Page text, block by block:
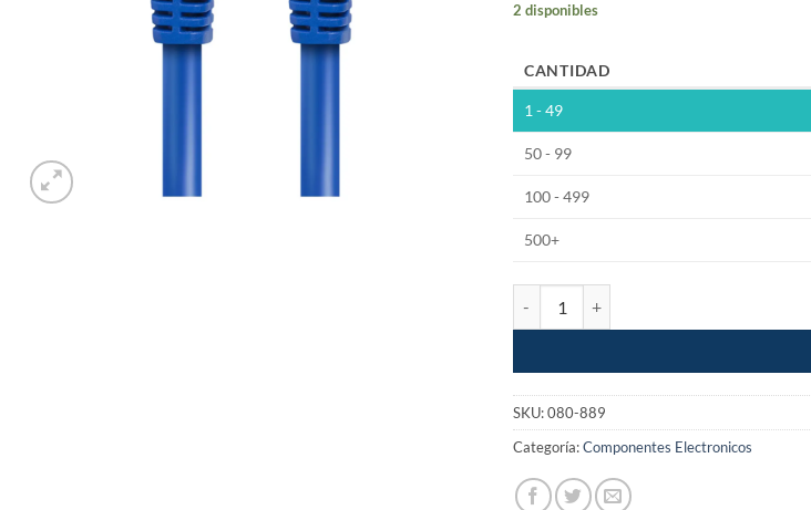
2 disponibles
CANTIDAD
1 - 49
50 - 99
100 - 499
500+
SKU:080-889
Categoría:Componentes Electronicos